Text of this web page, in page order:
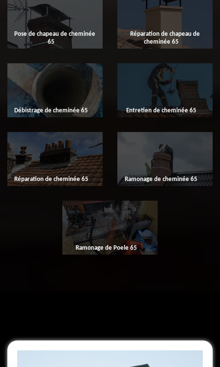
Pose de chapeau de cheminée
65
Réparation de chapeau de
cheminée 65
Débistrage de cheminée 65 Entretien de cheminée 65
Réparation de cheminée 65 Ramonage de cheminée 65
Ramonage de Poele 65